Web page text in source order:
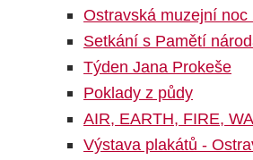
Ostravská muzejní noc
Setkání s Pamětí
Týden Jana Prokeše
Poklady z půdy
AIR, EARTH, FIRE,
Výstava plakátů -